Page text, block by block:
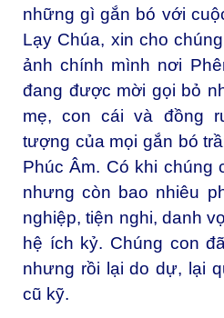
những gì gắn bó với
Lạy Chúa, xin cho
ảnh chính mình nơi
đang được mời gọi bỏ
mẹ, con cái và đồng
tượng của mọi gắn bó
Phúc Âm. Có khi chúng
nhưng còn bao nhiêu
nghiệp, tiện nghi, danh
hệ ích kỷ. Chúng con
nhưng rồi lại do dự, lại
cũ kỹ.